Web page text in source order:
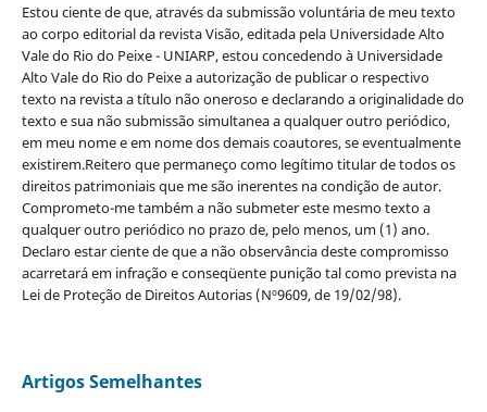
Estou ciente de que, através da submissão voluntária de meu texto
ao corpo editorial da revista Visão, editada pela Universidade Alto
Vale do Rio do Peixe - UNIARP, estou concedendo à Universidade
Alto Vale do Rio do Peixe a autorização de publicar o respectivo
texto na revista a título não oneroso e declarando a originalidade do
texto e sua não submissão simultanea a qualquer outro periódico,
em meu nome e em nome dos demais coautores, se eventualmente
existirem.Reitero que permaneço como legítimo titular de todos os
direitos patrimoniais que me são inerentes na condição de autor.
Comprometo-me também a não submeter este mesmo texto a
qualquer outro periódico no prazo de, pelo menos, um (1) ano.
Declaro estar ciente de que a não observância deste compromisso
acarretará em infração e conseqüente punição tal como prevista na
Lei de Proteção de Direitos Autorias (Nº9609, de 19/02/98).
Artigos Semelhantes